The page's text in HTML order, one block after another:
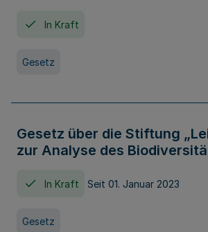
In Kraft
Gesetz
Gesetz über die Stiftung
zur Analyse des
In Kraft Seit 01. Januar 2023
Gesetz